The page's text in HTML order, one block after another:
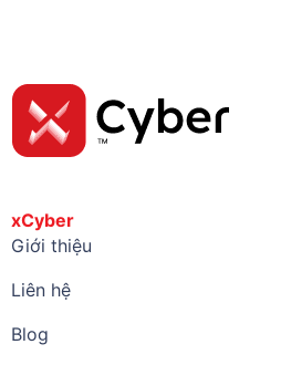
xCyber
Giới thiệu
Liên hệ
Blog